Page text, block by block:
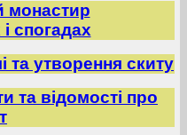
монастир
спогадах
та утворення скиту
та відомості про